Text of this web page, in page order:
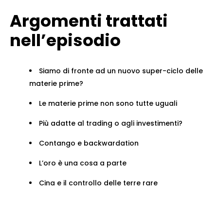
Argomenti trattati
nell’episodio
Siamo di fronte ad un nuovo super-ciclo delle
materie prime?
Le materie prime non sono tutte uguali
Più adatte al trading o agli investimenti?
Contango e backwardation
L’oro è una cosa a parte
Cina e il controllo delle terre rare